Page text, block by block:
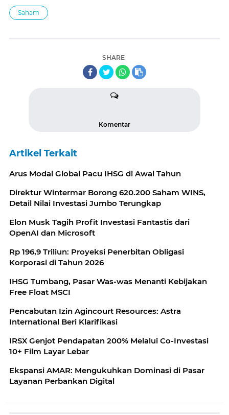
Saham
SHARE
Komentar
Artikel Terkait
Arus Modal Global Pacu IHSG di Awal Tahun
Direktur Wintermar Borong 620.200 Saham WINS,
Detail Nilai Investasi Jumbo Terungkap
Elon Musk Tagih Profit Investasi Fantastis dari
OpenAI dan Microsoft
Rp 196,9 Triliun: Proyeksi Penerbitan Obligasi
Korporasi di Tahun 2026
IHSG Tumbang, Pasar Was-was Menanti Kebijakan
Free Float MSCI
Pencabutan Izin Agincourt Resources: Astra
International Beri Klarifikasi
IRSX Genjot Pendapatan 200% Melalui Co-Investasi
10+ Film Layar Lebar
Ekspansi AMAR: Mengukuhkan Dominasi di Pasar
Layanan Perbankan Digital